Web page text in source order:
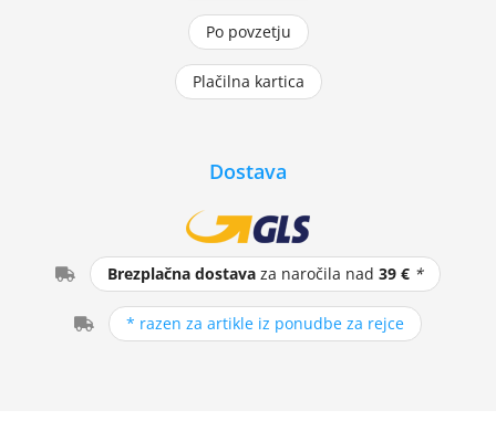
Po povzetju
Plačilna kartica
Dostava
Brezplačna dostava za naročila nad39 € *
* razen za artikle iz ponudbe za rejce